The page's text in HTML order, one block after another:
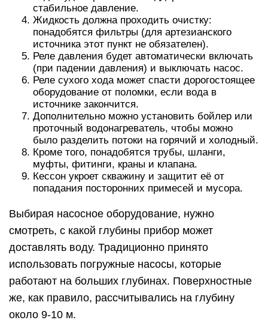
стабильное давление.
Жидкость должна проходить очистку:
понадобятся фильтры (для артезианского
источника этот пункт не обязателен).
Реле давления будет автоматически включать
(при падении давления) и выключать насос.
Реле сухого хода может спасти дорогостоящее
оборудование от поломки, если вода в
источнике закончится.
Дополнительно можно установить бойлер или
проточный водонагреватель, чтобы можно
было разделить потоки на горячий и холодный.
Кроме того, понадобятся трубы, шланги,
муфты, фитинги, краны и клапана.
Кессон укроет скважину и защитит её от
попадания посторонних примесей и мусора.
Выбирая насосное оборудование, нужно
смотреть, с какой глубины прибор может
доставлять воду. Традиционно принято
использовать погружные насосы, которые
работают на больших глубинах. Поверхностные
же, как правило, рассчитывались на глубину
около 9-10 м.